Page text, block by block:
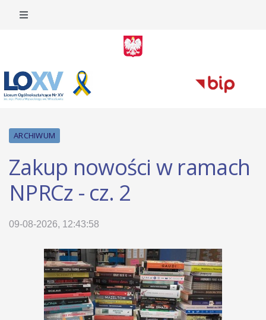
ARCHIWUM
Zakup nowości w ramach
NPRCz - cz. 2
09-08-2026, 12:43:58